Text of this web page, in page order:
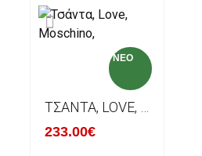
NEO
233.00€